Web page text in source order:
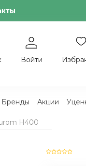
Войти
Бренды Акции
H400